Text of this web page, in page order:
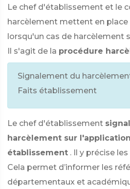
Le chef d'établissement et le
harcèlement mettent en
lorsqu'un cas de harcèlement
Il s'agit de la procédure
Signalement du
Faits établissement
Le chef d'établissement
harcèlement sur
établissement . Il y précise
Cela permet d’informer les
départementaux et